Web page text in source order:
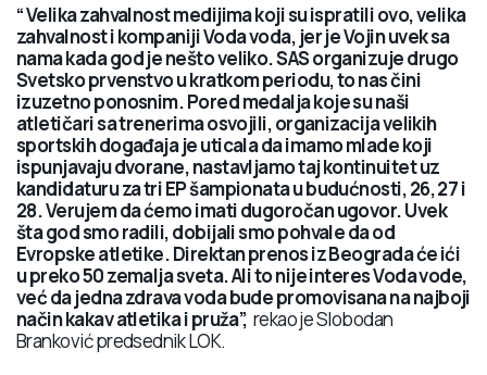
“Velika zahvalnost medijima koji su ispratili ovo, velika
zahvalnost i kompaniji Voda voda, jer je Vojin uvek sa
nama kada god je nešto veliko. SAS organizuje drugo
Svetsko prvenstvo u kratkom periodu, to nas čini
izuzetno ponosnim. Pored medalja koje su naši
atletičari sa trenerima osvojili, organizacija velikih
sportskih događaja je uticala da imamo mlade koji
ispunjavaju dvorane, nastavljamo taj kontinuitet uz
kandidaturu za tri EP šampionata u budućnosti, 26, 27 i
28. Verujem da ćemo imati dugoročan ugovor. Uvek
šta god smo radili, dobijali smo pohvale da od
Evropske atletike. Direktan prenos iz Beograda će ići
u preko 50 zemalja sveta. Ali to nije interes Voda vode,
već da jedna zdrava voda bude promovisana na najboji
način kakav atletika i pruža”, rekao je Slobodan
Branković predsednik LOK.